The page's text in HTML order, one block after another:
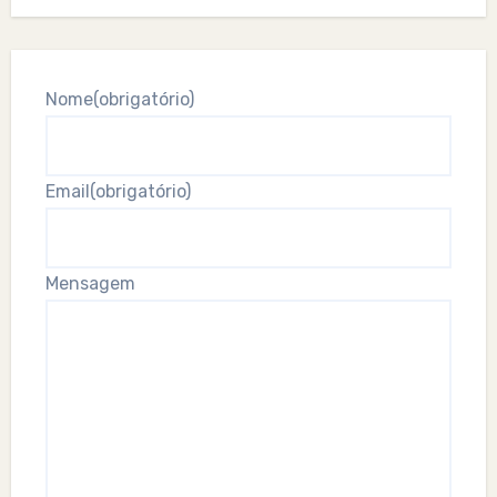
Nome(obrigatório)
Email(obrigatório)
Mensagem